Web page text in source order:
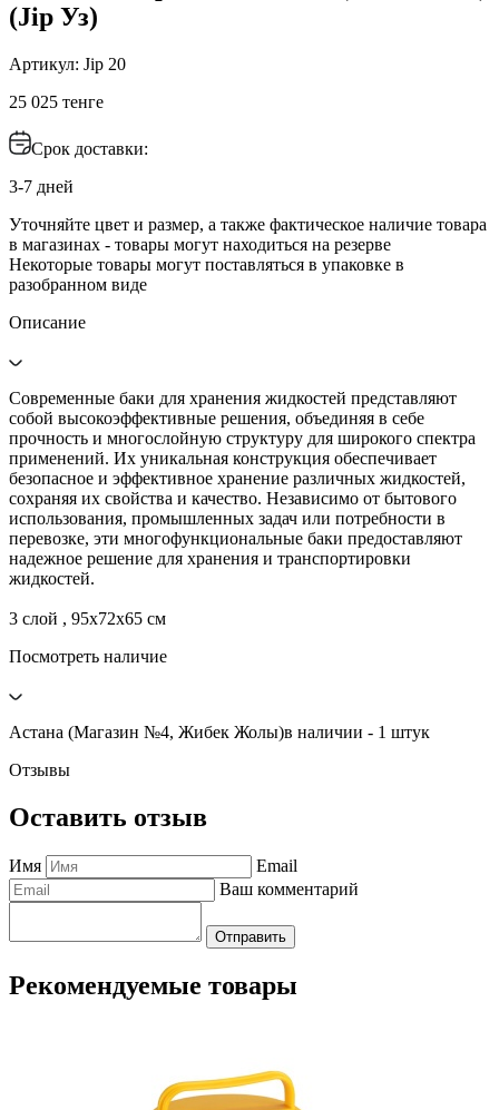
(Jip Уз)
Артикул: Jip 20
25 025 тенге
Срок доставки:
3-7 дней
Уточняйте цвет и размер, а также фактическое наличие товара
в магазинах - товары могут находиться на резерве
Некоторые товары могут поставляться в упаковке в
разобранном виде
Описание
Современные баки для хранения жидкостей представляют
собой высокоэффективные решения, объединяя в себе
прочность и многослойную структуру для широкого спектра
применений. Их уникальная конструкция обеспечивает
безопасное и эффективное хранение различных жидкостей,
сохраняя их свойства и качество. Независимо от бытового
использования, промышленных задач или потребности в
перевозке, эти многофункциональные баки предоставляют
надежное решение для хранения и транспортировки
жидкостей.
3 слой , 95х72х65 см
Посмотреть наличие
Астана (Магазин №4, Жибек Жолы)в наличии - 1 штук
Отзывы
Оставить отзыв
Имя
Email
Ваш комментарий
Отправить
Рекомендуемые товары